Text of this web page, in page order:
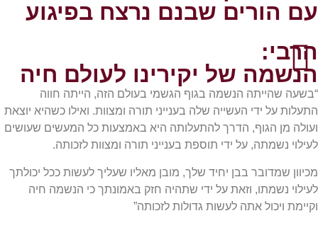
עם הורים שבנם נרצח בפיגוע
הרבי:
הנשמה של יקירינו לעולם חיה
“בשעה שהייתה הנשמה בגוף הגשמי בעולם הזה, הייתה חווה
התעלות על ידי העשייה שלה בענייני תורה ומצוות. ואילו כשהיא יוצאת
ועולה מן הגוף, הדרך להתעלותה היא באמצעות כל המעשים שעושים
לעילוי נשמתה, על ידי תוספת בענייני תורה ומצוות לזכותה.
מכיוון שמדובר בבן יחיד שלך, מובן מאליו שעליך לעשות ככל יכולתך
לעילוי נשמתו, וזאת על ידי שתהיה חזק באמונתך כי הנשמה חיה
וקיימת ויכול אתה לעשות גדולות לזכותה”